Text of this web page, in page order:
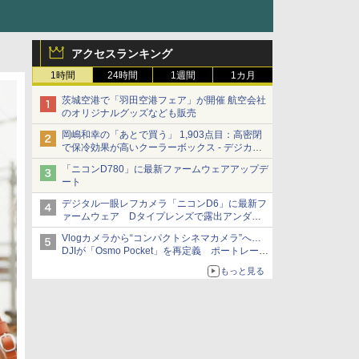
アクセスランキング
1時間 24時間 1週間 1カ月
茨城空港で「羽田空港フェア」が開催 航空会社
のオリジナルグッズなども販売
岡嶋和幸の「あとで買う」 1,903点目：高密閉
で保冷効果が高いクーラーボックス - デジカメ
Watch
「ニコンD780」に最新ファームウェアアップデ
ート
デジタル一眼レフカメラ「ニコンD6」に最新フ
ァームウェア Dタイプレンズで露出アンダー
になる現象の修正など
Vlogカメラから“コンパクトシネマカメラ”へ…
DJIが「Osmo Pocket」を再定義 ポートレート
もっと見る